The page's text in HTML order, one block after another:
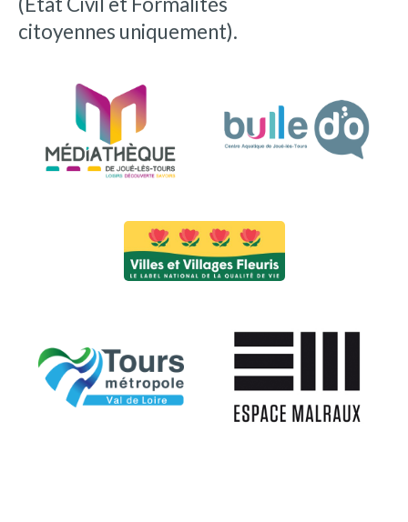
citoyennes uniquement).